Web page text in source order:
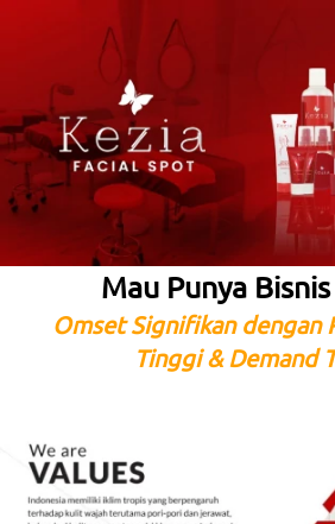
Mau Punya
Omset Signifikan dengan
Tinggi & Demand